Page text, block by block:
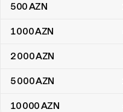
500AZN
1 000AZN
2 000AZN
5 000AZN
10 000AZN